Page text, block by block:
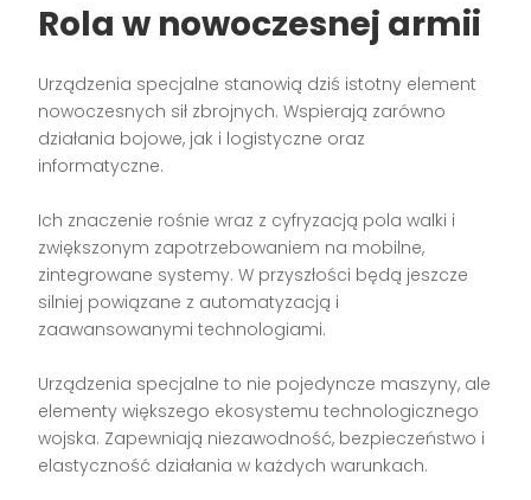
Rola w nowoczesnej armii
Urządzenia specjalne stanowią dziś istotny element
nowoczesnych sił zbrojnych. Wspierają zarówno
działania bojowe, jak i logistyczne oraz
informatyczne.
Ich znaczenie rośnie wraz z cyfryzacją pola walki i
zwiększonym zapotrzebowaniem na mobilne,
zintegrowane systemy. W przyszłości będą jeszcze
silniej powiązane z automatyzacją i
zaawansowanymi technologiami.
Urządzenia specjalne to nie pojedyncze maszyny, ale
elementy większego ekosystemu technologicznego
wojska. Zapewniają niezawodność, bezpieczeństwo i
elastyczność działania w każdych warunkach.